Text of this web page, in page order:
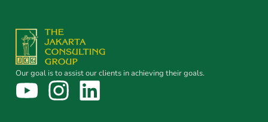
Our goal is to assist our clients in achieving their goals.